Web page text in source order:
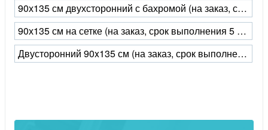
90х135 см двухсторонний с бахромой (на заказ, срок выполнения 5 рабочих дней)
90х135 см на сетке (на заказ, срок выполнения 5 рабочих дней)
Двусторонний 90x135 см (на заказ, срок выполнения 5 рабочих дней)